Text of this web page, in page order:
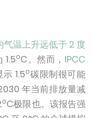
气温上升远低于 2 度
1.5oC。然而， IPCC
示 1.5o碳限制很可能
年当前排放量减
oC极限也。该报告强